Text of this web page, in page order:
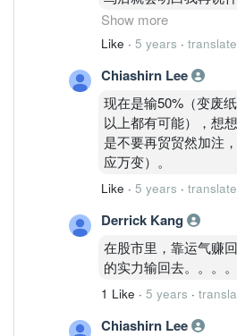
市里越久，就不可能
股，除非你停止股市
论如何去面对下次类
投资风险，若果资金
要投资占了过多的比
去投资风险股(债务比
高)，宁愿赚得少也要
稳。。。。。。这个
人一定会有遇到类似
痛。这次也许很好运
所以风险管理是最最重
Show more
Like · 5 years · translate
Chiashirn Lee
现在是输50%（变废
以上都有可能），想
是不要再贸贸然加注
应万变）。
Like · 5 years · translate
Derrick Kang
在股市里，靠运气赚
的实力输回去。。。。
1 Like · 5 years ·
Chiashirn Lee